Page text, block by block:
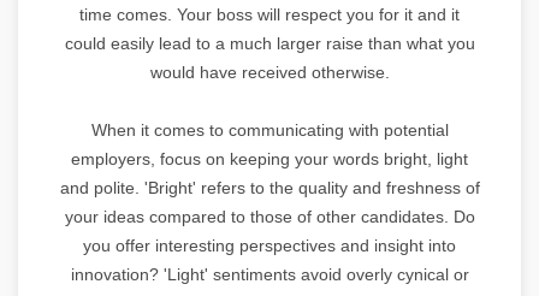
time comes. Your boss will respect you for it and it
could easily lead to a much larger raise than what you
would have received otherwise.
When it comes to communicating with potential
employers, focus on keeping your words bright, light
and polite. 'Bright' refers to the quality and freshness of
your ideas compared to those of other candidates. Do
you offer interesting perspectives and insight into
innovation? 'Light' sentiments avoid overly cynical or